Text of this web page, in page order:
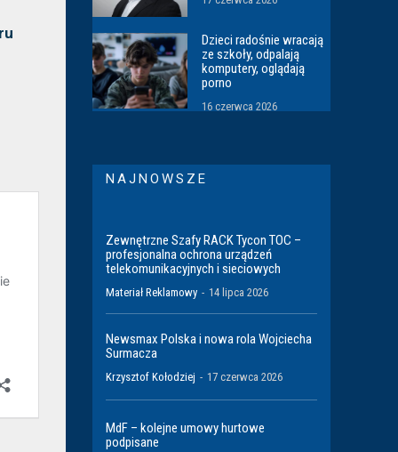
Dzieci radośnie wracają
ze szkoły, odpalają
komputery, oglądają
porno
16 czerwca 2026
NAJNOWSZE
Zewnętrzne Szafy RACK Tycon TOC –
profesjonalna ochrona urządzeń
telekomunikacyjnych i sieciowych
Materiał Reklamowy - 14 lipca 2026
Newsmax Polska i nowa rola Wojciecha
Surmacza
Krzysztof Kołodziej - 17 czerwca 2026
MdF – kolejne umowy hurtowe
podpisane